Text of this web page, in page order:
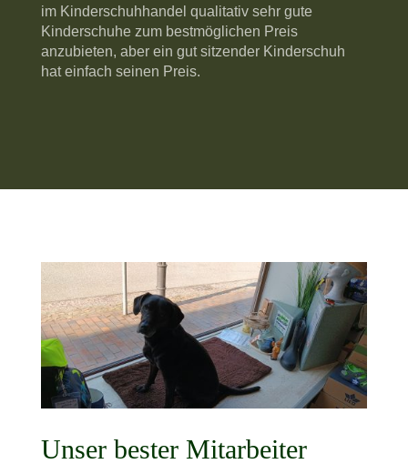
im Kinderschuhhandel qualitativ sehr gute
Kinderschuhe zum bestmöglichen Preis
anzubieten, aber ein gut sitzender Kinderschuh
hat einfach seinen Preis.
Unser bester Mitarbeiter